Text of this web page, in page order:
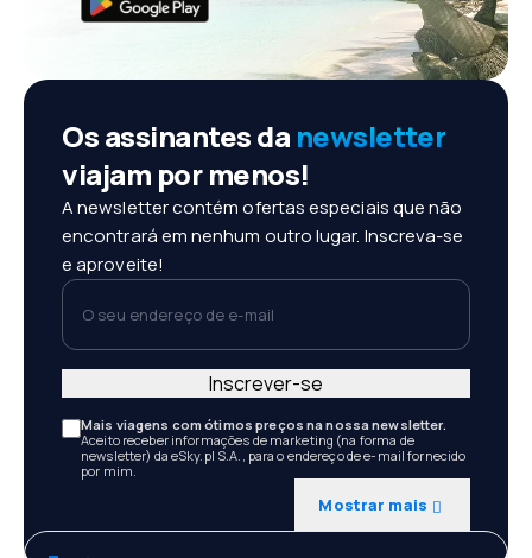
Os assinantes da newsletter
viajam por menos!
A newsletter contém ofertas especiais que não
encontrará em nenhum outro lugar. Inscreva-se
e aproveite!
O seu endereço de e-mail
Mais viagens com ótimos preços na nossa newsletter.
Aceito receber informações de marketing (na forma de
newsletter) da eSky.pl S.A., para o endereço de e-mail fornecido
por mim.
Mostrar mais
Inscrever-se